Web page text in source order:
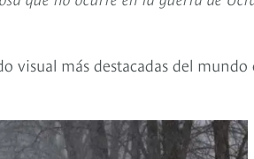
visual más destacadas del mundo